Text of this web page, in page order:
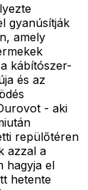
gyanúsítják
amely
kábítószer-
és az
- aki
repülőtéren
azzal a
hagyja el
hetente